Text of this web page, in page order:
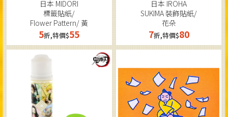
日本 MIDORI
標籤貼紙/
Flower Pattern/ 黃
5折,特價$55
日本 IROHA
SUKIMA 裝飾貼紙/
花朵
7折,特價$80